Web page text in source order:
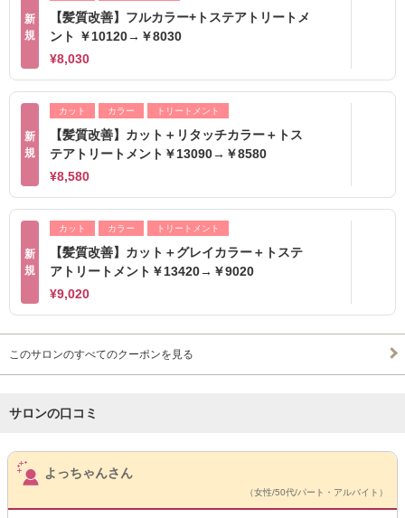
新
規
【髪質改善】フルカラー+トステアトリートメ
ント ￥10120→￥8030
¥8,030
新
規
カット カラー トリートメント
【髪質改善】カット＋リタッチカラー＋トス
テアトリートメント￥13090→￥8580
¥8,580
新
規
カット カラー トリートメント
【髪質改善】カット＋グレイカラー＋トステ
アトリートメント￥13420→￥9020
¥9,020
このサロンのすべてのクーポンを見る
サロンの口コミ
サロンPick Up
よっちゃんさん
（女性/50代/パート・アルバイト）